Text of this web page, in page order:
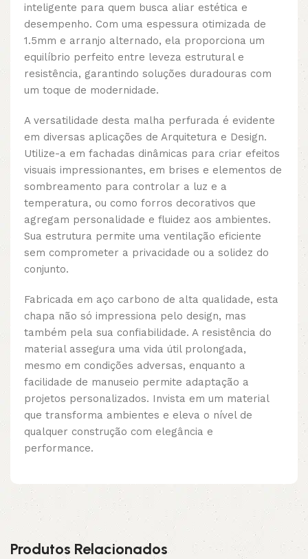
inteligente para quem busca aliar estética e
desempenho. Com uma espessura otimizada de
1.5mm e arranjo alternado, ela proporciona um
equilíbrio perfeito entre leveza estrutural e
resistência, garantindo soluções duradouras com
um toque de modernidade.
A versatilidade desta malha perfurada é evidente
em diversas aplicações de Arquitetura e Design.
Utilize-a em fachadas dinâmicas para criar efeitos
visuais impressionantes, em brises e elementos de
sombreamento para controlar a luz e a
temperatura, ou como forros decorativos que
agregam personalidade e fluidez aos ambientes.
Sua estrutura permite uma ventilação eficiente
sem comprometer a privacidade ou a solidez do
conjunto.
Fabricada em aço carbono de alta qualidade, esta
chapa não só impressiona pelo design, mas
também pela sua confiabilidade. A resistência do
material assegura uma vida útil prolongada,
mesmo em condições adversas, enquanto a
facilidade de manuseio permite adaptação a
projetos personalizados. Invista em um material
que transforma ambientes e eleva o nível de
qualquer construção com elegância e
performance.
Produtos Relacionados